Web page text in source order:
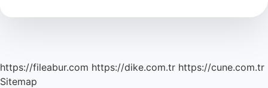
nasıl
https://fileabur.com https://dike.com.tr https://cune.com.tr
Sitemap